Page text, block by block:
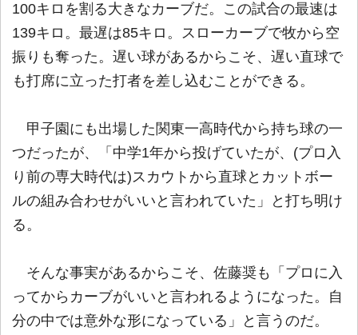
100キロを割る大きなカーブだ。この試合の最速は
139キロ。最遅は85キロ。スローカーブで牧から空
振りも奪った。遅い球があるからこそ、遅い直球で
も打席に立った打者を差し込むことができる。
甲子園にも出場した関東一高時代から持ち球の一
つだったが、「中学1年から投げていたが、(プロ入
り前の専大時代は)スカウトから直球とカットボー
ルの組み合わせがいいと言われていた」と打ち明け
る。
そんな事実があるからこそ、佐藤奨も「プロに入
ってからカーブがいいと言われるようになった。自
分の中では意外な形になっている」と言うのだ。